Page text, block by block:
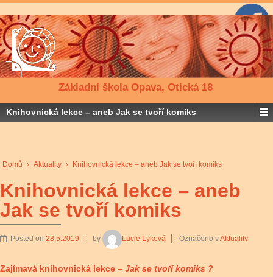
Základní škola Opava, Otická 18
Knihovnická lekce – aneb Jak se tvoří komiks
Domů › Aktuality › Knihovnická lekce – aneb Jak se tvoří komiks
Knihovnická lekce – aneb
Jak se tvoří komiks
Posted on 28.5.2019 by Lucie Lyková Označeno vAktuality
Zajímavá knihovnická lekce – Jak se tvoří komiks ?